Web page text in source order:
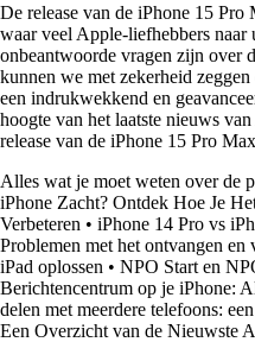
De release van de iPhone 15
waar veel Apple-liefhebbers
onbeantwoorde vragen zijn over
kunnen we met zekerheid
een indrukwekkend en
hoogte van het laatste nieuws
release van de iPhone 15 Pro
Alles wat je moet weten over de
iPhone Zacht? Ontdek Hoe Je
Verbeteren • iPhone 14 Pro vs
Problemen met het ontvangen
iPad oplossen • NPO Start en
Berichtencentrum op je iPhone:
delen met meerdere telefoons:
Een Overzicht van de Nieuwste